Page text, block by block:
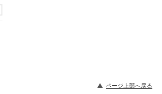
ページ上部へ戻る